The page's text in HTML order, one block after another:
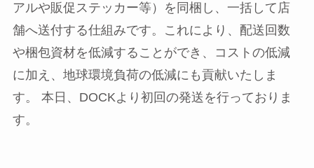
アルや販促ステッカー等）を同梱し、一括して店
舗へ送付する仕組みです。これにより、配送回数
や梱包資材を低減することができ、コストの低減
に加え、地球環境負荷の低減にも貢献いたしま
す。 本日、DOCKより初回の発送を行っておりま
す。